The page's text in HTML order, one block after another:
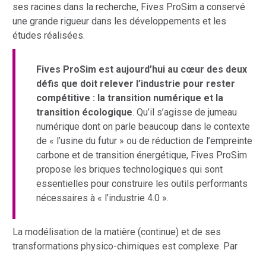
ses racines dans la recherche, Fives ProSim a conservé
une grande rigueur dans les développements et les
études réalisées.
Fives ProSim est aujourd’hui au cœur des deux
défis que doit relever l’industrie pour rester
compétitive : la transition numérique et la
transition écologique. Qu’il s’agisse de jumeau
numérique dont on parle beaucoup dans le contexte
de « l’usine du futur » ou de réduction de l’empreinte
carbone et de transition énergétique, Fives ProSim
propose les briques technologiques qui sont
essentielles pour construire les outils performants
nécessaires à « l’industrie 4.0 ».
La modélisation de la matière (continue) et de ses
transformations physico-chimiques est complexe. Par